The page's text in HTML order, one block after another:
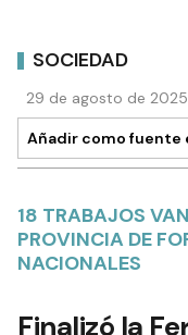
SOCIEDAD
29 de agosto de
Añadir como fuente
18 TRABAJOS
PROVINCIA DE
NACIONALES
Finalizó la